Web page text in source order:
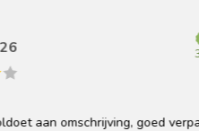
aan omschrijving, goed verpakt,